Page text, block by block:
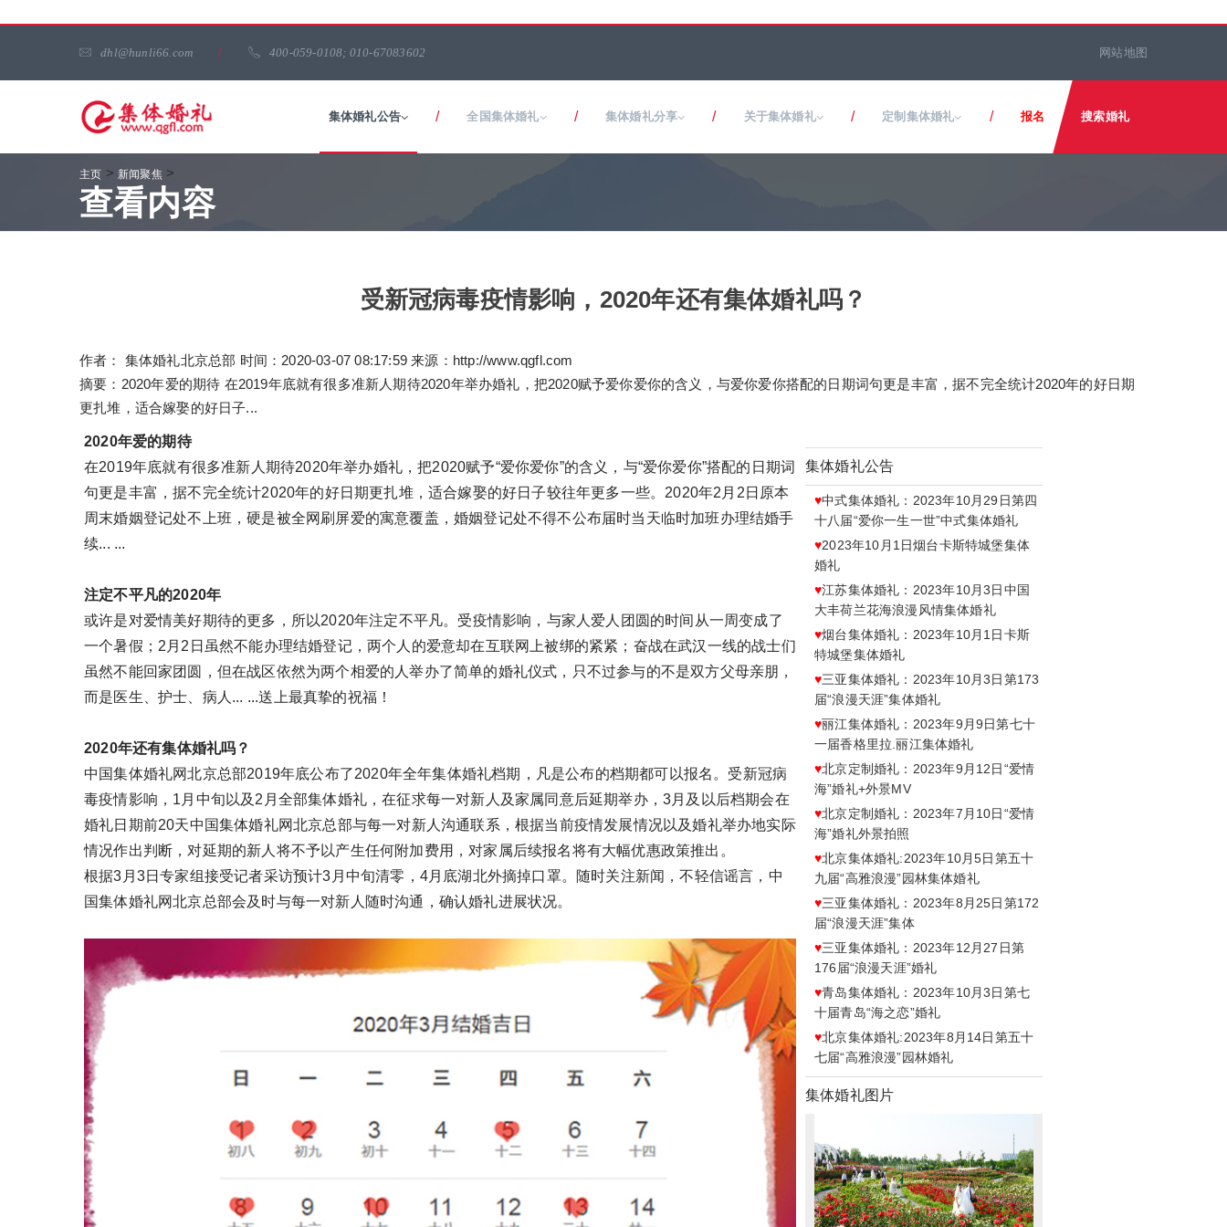
dhl@hunli66.com / 400-059-0108; 010-67083602 网站地图
集体婚礼公告 / 全国集体婚礼 / 集体婚礼分享 / 关于集体婚礼 / 定制集体婚礼 / 报名 搜索婚礼
主页 > 新闻聚焦>
查看内容
受新冠病毒疫情影响，2020年还有集体婚礼吗？
作者： 集体婚礼北京总部 时间：2020-03-07 08:17:59 来源：http://www.qgfl.com
摘要：2020年爱的期待 在2019年底就有很多准新人期待2020年举办婚礼，把2020赋予爱你爱你的含义，与爱你爱你搭配的日期词句更是丰富，据不完全统计2020年的好日期
更扎堆，适合嫁娶的好日子...
2020年爱的期待
在2019年底就有很多准新人期待2020年举办婚礼，把2020赋予“爱你爱你”的含义，与“爱你爱你”搭配的日期词
句更是丰富，据不完全统计2020年的好日期更扎堆，适合嫁娶的好日子较往年更多一些。2020年2月2日原本
周末婚姻登记处不上班，硬是被全网刷屏爱的寓意覆盖，婚姻登记处不得不公布届时当天临时加班办理结婚手
续... ...
注定不平凡的2020年
或许是对爱情美好期待的更多，所以2020年注定不平凡。受疫情影响，与家人爱人团圆的时间从一周变成了
一个暑假；2月2日虽然不能办理结婚登记，两个人的爱意却在互联网上被绑的紧紧；奋战在武汉一线的战士们
虽然不能回家团圆，但在战区依然为两个相爱的人举办了简单的婚礼仪式，只不过参与的不是双方父母亲朋，
而是医生、护士、病人... ...送上最真挚的祝福！
2020年还有集体婚礼吗？
中国集体婚礼网北京总部2019年底公布了2020年全年集体婚礼档期，凡是公布的档期都可以报名。受新冠病
毒疫情影响，1月中旬以及2月全部集体婚礼，在征求每一对新人及家属同意后延期举办，3月及以后档期会在
婚礼日期前20天中国集体婚礼网北京总部与每一对新人沟通联系，根据当前疫情发展情况以及婚礼举办地实际
情况作出判断，对延期的新人将不予以产生任何附加费用，对家属后续报名将有大幅优惠政策推出。
根据3月3日专家组接受记者采访预计3月中旬清零，4月底湖北外摘掉口罩。随时关注新闻，不轻信谣言，中
国集体婚礼网北京总部会及时与每一对新人随时沟通，确认婚礼进展状况。
集体婚礼公告
♥中式集体婚礼：2023年10月29日第四
十八届“爱你一生一世”中式集体婚礼
♥2023年10月1日烟台卡斯特城堡集体
婚礼
♥江苏集体婚礼：2023年10月3日中国
大丰荷兰花海浪漫风情集体婚礼
♥烟台集体婚礼：2023年10月1日卡斯
特城堡集体婚礼
♥三亚集体婚礼：2023年10月3日第173
届“浪漫天涯”集体婚礼
♥丽江集体婚礼：2023年9月9日第七十
一届香格里拉.丽江集体婚礼
♥北京定制婚礼：2023年9月12日“爱情
海”婚礼+外景MV
♥北京定制婚礼：2023年7月10日“爱情
海”婚礼外景拍照
♥北京集体婚礼:2023年10月5日第五十
九届“高雅浪漫”园林集体婚礼
♥三亚集体婚礼：2023年8月25日第172
届“浪漫天涯”集体
♥三亚集体婚礼：2023年12月27日第
176届“浪漫天涯”婚礼
♥青岛集体婚礼：2023年10月3日第七
十届青岛“海之恋”婚礼
♥北京集体婚礼:2023年8月14日第五十
七届“高雅浪漫”园林婚礼
集体婚礼图片